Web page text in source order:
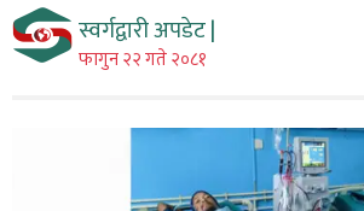
स्वर्गद्वारी अपडेट |
फागुन २२ गते २०८१